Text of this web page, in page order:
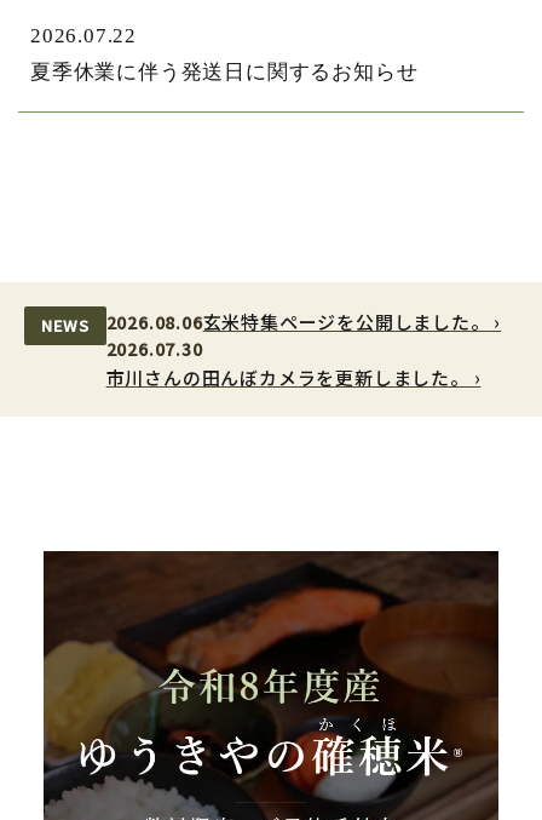
2026.07.22
夏季休業に伴う発送日に関するお知らせ
NEWS 2026.08.06玄米特集ページを公開しました。 ›
2026.07.30
市川さんの田んぼカメラを更新しました。 ›